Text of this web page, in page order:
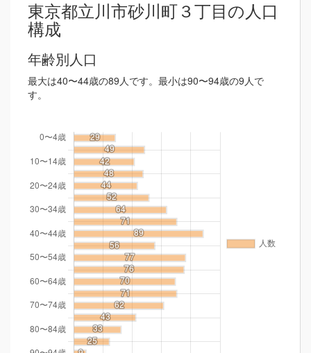
東京都立川市砂川町３丁目の人口
構成
年齢別人口
最大は40〜44歳の89人です。最小は90〜94歳の9人で
す。